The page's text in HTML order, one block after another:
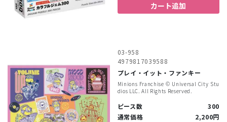
カート追加
03-958
4979817039588
プレイ・イット・ファンキー
Minions Franchise ©︎ Universal City Stu
dios LLC. All Rights Reserved.
ピース数
300
通常価格
2,200円